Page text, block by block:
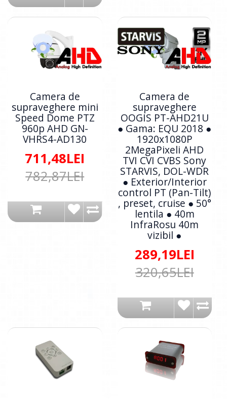
Camera de
supraveghere mini
Speed Dome PTZ
960p AHD GN-
VHRS4-AD130
711,48LEI
782,87LEI
Camera de
supraveghere
OOGIS PT-AHD21U
● Gama: EQU 2018 ●
1920x1080P
2MegaPixeli AHD
TVI CVI CVBS Sony
STARVIS, DOL-WDR
● Exterior/Interior
control PT (Pan-Tilt)
, preset, cruise ● 50°
lentila ● 40m
InfraRosu 40m
vizibil ●
289,19LEI
320,65LEI